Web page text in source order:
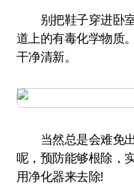
别把鞋子穿进卧室
道上的有毒化学物质
干净清新。
当然总是会难免出
呢，预防能够根除，
用净化器来去除!